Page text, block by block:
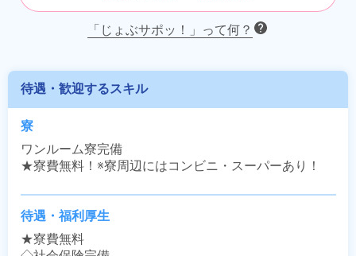
「じょぶサポッ！」って何？
待遇・歓迎するスキル
寮
ワンルーム寮完備
★寮費無料！※寮周辺にはコンビニ・スーパーあり！
待遇・福利厚生
★寮費無料